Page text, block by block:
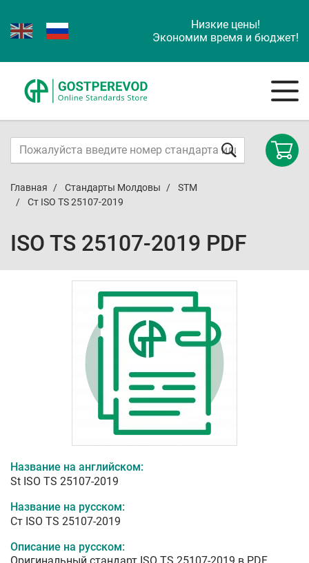
Низкие цены!
Экономим время и бюджет!
Главная Стандарты Молдовы
STM
Ст ISO TS 25107-2019
ISO TS 25107-2019 PDF
Название на английском:
St ISO TS 25107-2019
Название на русском:
Ст ISO TS 25107-2019
Описание на русском: